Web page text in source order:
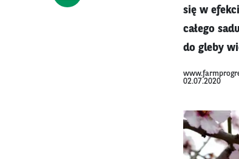
się w
całego
do gleby
02.07.2020